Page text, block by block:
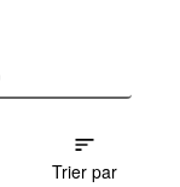
Trier par